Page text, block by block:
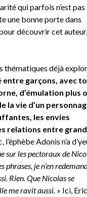
qui parfois n’est pas
une bonne porte dans
découvrir cet auteur,
thématiques déjà
entre garçons, avec
d’émulation plus
la vie d’un
les envies
relations entre grand
Adonis n’a
sur les pectoraux de
phrases, je n’en
Rien. Que Nicolas se
me ravit aussi.» Ici, Eric